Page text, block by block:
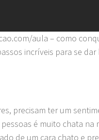
aula – como
incríveis para se
precisam ter um
é muito chata na
de um cara chato e